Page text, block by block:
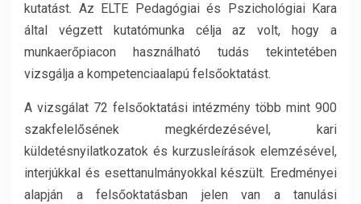
kutatást. Az ELTE Pedagógiai és Pszichológiai Kara
által végzett kutatómunka célja az volt, hogy a
munkaerőpiacon használható tudás tekintetében
vizsgálja a kompetenciaalapú felsőoktatást.
A vizsgálat 72 felsőoktatási intézmény több mint 900
szakfelelősének megkérdezésével, kari
küldetésnyilatkozatok és kurzusleírások elemzésével,
interjúkkal és esettanulmányokkal készült. Eredményei
alapján a felsőoktatásban jelen van a tanulási